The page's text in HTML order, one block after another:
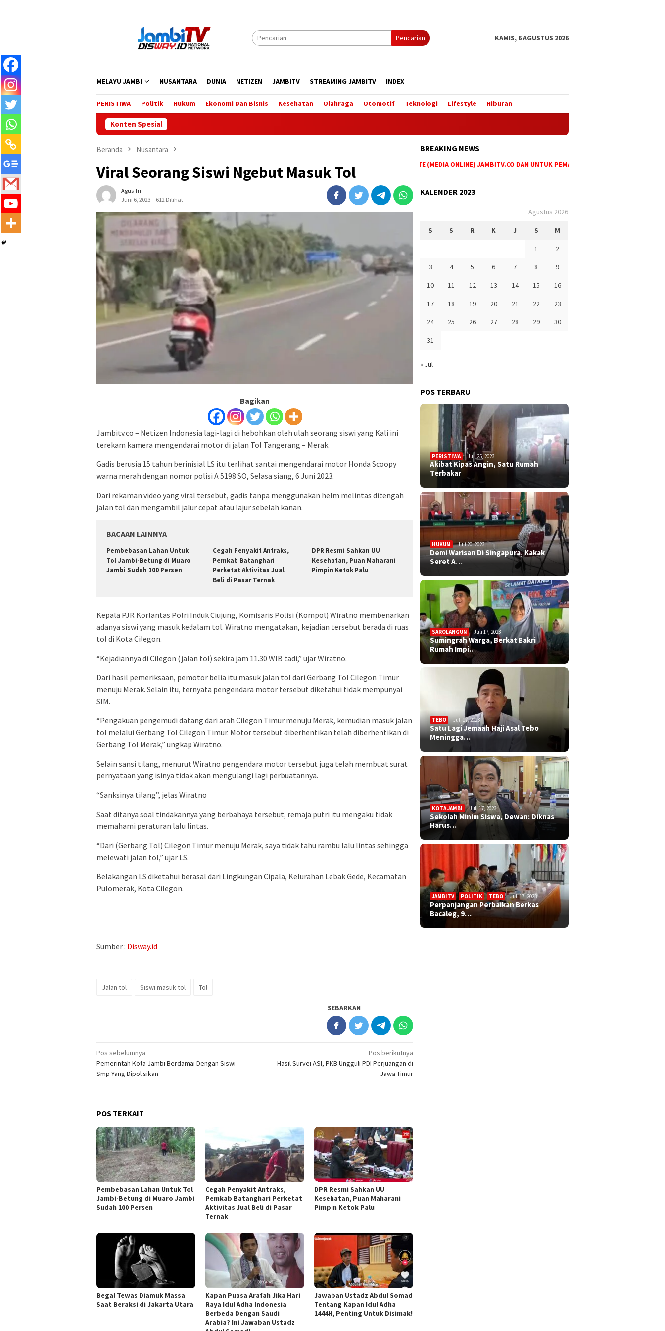
Pencarian
KAMIS, 6 AGUSTUS 2026
MELAYU JAMBI NUSANTARA DUNIA NETIZEN JAMBITV STREAMING JAMBITV INDEX
PERISTIWA Politik Hukum Ekonomi Dan Bisnis Kesehatan Olahraga Otomotif Teknologi Lifestyle Hiburan
Konten Spesial
Beranda Nusantara
Viral Seorang Siswi Ngebut Masuk Tol
Agus Tri
Juni 6, 2023
612 Dilihat
Bagikan
Jambitv.co – Netizen Indonesia lagi-lagi di hebohkan oleh ulah seorang siswi yang Kali ini
terekam kamera mengendarai motor di jalan Tol Tangerang – Merak.
Gadis berusia 15 tahun berinisial LS itu terlihat santai mengendarai motor Honda Scoopy
warna merah dengan nomor polisi A 5198 SO, Selasa siang, 6 Juni 2023.
Dari rekaman video yang viral tersebut, gadis tanpa menggunakan helm melintas ditengah
jalan tol dan mengambil jalur cepat afau lajur sebelah kanan.
BACAAN LAINNYA
Pembebasan Lahan Untuk
Tol Jambi-Betung di Muaro
Jambi Sudah 100 Persen
Cegah Penyakit Antraks,
Pemkab Batanghari
Perketat Aktivitas Jual
Beli di Pasar Ternak
DPR Resmi Sahkan UU
Kesehatan, Puan Maharani
Pimpin Ketok Palu
Kepala PJR Korlantas Polri Induk Ciujung, Komisaris Polisi (Kompol) Wiratno membenarkan
adanya siswi yang masuk kedalam tol. Wiratno mengatakan, kejadian tersebut berada di ruas
tol di Kota Cilegon.
“Kejadiannya di Cilegon (jalan tol) sekira jam 11.30 WIB tadi,” ujar Wiratno.
Dari hasil pemeriksaan, pemotor belia itu masuk jalan tol dari Gerbang Tol Cilegon Timur
menuju Merak. Selain itu, ternyata pengendara motor tersebut diketahui tidak mempunyai
SIM.
“Pengakuan pengemudi datang dari arah Cilegon Timur menuju Merak, kemudian masuk jalan
tol melalui Gerbang Tol Cilegon Timur. Motor tersebut diberhentikan telah diberhentikan di
Gerbang Tol Merak,” ungkap Wiratno.
Selain sansi tilang, menurut Wiratno pengendara motor tersebut juga telah membuat surat
pernyataan yang isinya tidak akan mengulangi lagi perbuatannya.
“Sanksinya tilang”, jelas Wiratno
Saat ditanya soal tindakannya yang berbahaya tersebut, remaja putri itu mengaku tidak
memahami peraturan lalu lintas.
“Dari (Gerbang Tol) Cilegon Timur menuju Merak, saya tidak tahu rambu lalu lintas sehingga
melewati jalan tol,” ujar LS.
Belakangan LS diketahui berasal dari Lingkungan Cipala, Kelurahan Lebak Gede, Kecamatan
Pulomerak, Kota Cilegon.
Sumber : Disway.id
Jalan tol Siswi masuk tol Tol
SEBARKAN
Navigasi
pos
Pos sebelumnya
Pemerintah Kota Jambi Berdamai Dengan Siswi
Smp Yang Dipolisikan
Pos berikutnya
Hasil Survei ASI, PKB Ungguli PDI Perjuangan di
Jawa Timur
POS TERKAIT
Pembebasan Lahan Untuk Tol
Jambi-Betung di Muaro Jambi
Sudah 100 Persen
Cegah Penyakit Antraks,
Pemkab Batanghari Perketat
Aktivitas Jual Beli di Pasar
Ternak
DPR Resmi Sahkan UU
Kesehatan, Puan Maharani
Pimpin Ketok Palu
Begal Tewas Diamuk Massa
Saat Beraksi di Jakarta Utara
Kapan Puasa Arafah Jika Hari
Raya Idul Adha Indonesia
Berbeda Dengan Saudi
Arabia? Ini Jawaban Ustadz
Jawaban Ustadz Abdul Somad
Tentang Kapan Idul Adha
1444H, Penting Untuk Disimak!
BREAKING NEWS
BERITA TERUPDATE HANYA DI WEBSITE (MEDIA ONLINE) JAMBITV.CO DAN UNTUK PEMASANGAN IKLAN MAUPUN
KALENDER 2023
Agustus 2026
S S R K J S M
1 2
3 4 5 6 7 8 9
10 11 12 13 14 15 16
17 18 19 20 21 22 23
24 25 26 27 28 29 30
31
« Jul
POS TERBARU
PERISTIWA Juli 25, 2023
Akibat Kipas Angin, Satu Rumah
Terbakar
HUKUM Juli 20, 2023
Demi Warisan Di Singapura, Kakak
Seret A…
SAROLANGUN Juli 17, 2023
Sumingrah Warga, Berkat Bakri
Rumah Impi…
TEBO Juli 17, 2023
Satu Lagi Jemaah Haji Asal Tebo
Meningga…
KOTA JAMBI Juli 17, 2023
Sekolah Minim Siswa, Dewan: Diknas
Harus…
JAMBITV POLITIK , TEBO Juli 17, 2023
Perpanjangan Perbaikan Berkas
Bacaleg, 9…